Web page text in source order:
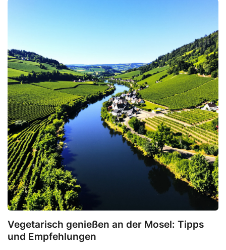
Vegetarisch genießen an der Mosel: Tipps
und Empfehlungen